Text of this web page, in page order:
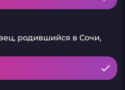
родившийся в Сочи,